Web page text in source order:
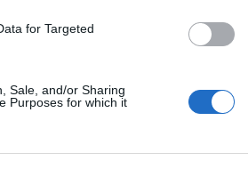
for Targeted
Sale, and/or Sharing
Purposes for which it